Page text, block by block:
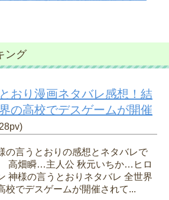
ング
おり漫画ネタバレ感想！結
の高校でデスゲームが開催
の言うとおりの感想とネタバレで
高畑瞬…主人公 秋元いちか…ヒロ
神様の言うとおりネタバレ 全世界
校でデスゲームが開催されて...